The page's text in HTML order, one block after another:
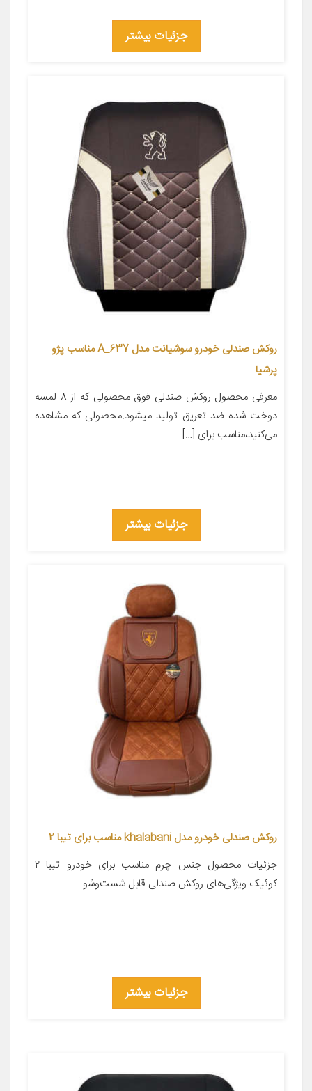
جزئیات بیشتر
روکش صندلی خودرو سوشیانت مدل A_637 مناسب پژو
پرشیا
معرفی محصول روکش صندلی فوق محصولی که از 8 لمسه
دوخت شده ضد تعریق تولید میشود.محصولی که مشاهده
می‌کنید،مناسب برای […]
جزئیات بیشتر
روکش صندلی خودرو مدل khalabani مناسب برای تیبا 2
جزئیات محصول جنس چرم مناسب برای خودرو تیبا ۲
کوئیک ویژگی‌های روکش صندلی قابل شست‌وشو
جزئیات بیشتر